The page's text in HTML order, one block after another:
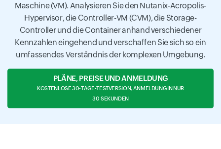
Maschine (VM). Analysieren Sie den Nutanix-Acropolis-
Hypervisor, die Controller-VM (CVM), die Storage-
Controller und die Container anhand verschiedener
Kennzahlen eingehend und verschaffen Sie sich so ein
umfassendes Verständnis der komplexen Umgebung.
PLÄNE, PREISE UND ANMELDUNG
KOSTENLOSE 30-TAGE-TESTVERSION, ANMELDUNG IN NUR
30 SEKUNDEN